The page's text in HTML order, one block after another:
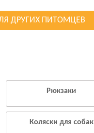
ДРУГИХ ПИТОМЦЕВ
Рюкзаки
Коляски для собак